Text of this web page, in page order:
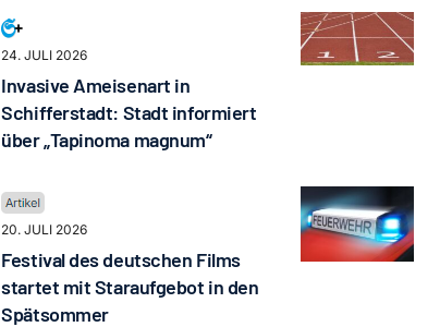
24. JULI 2026
Invasive Ameisenart in
Schifferstadt: Stadt informiert
über „Tapinoma magnum“
20. JULI 2026
Festival des deutschen Films
startet mit Staraufgebot in den
Spätsommer